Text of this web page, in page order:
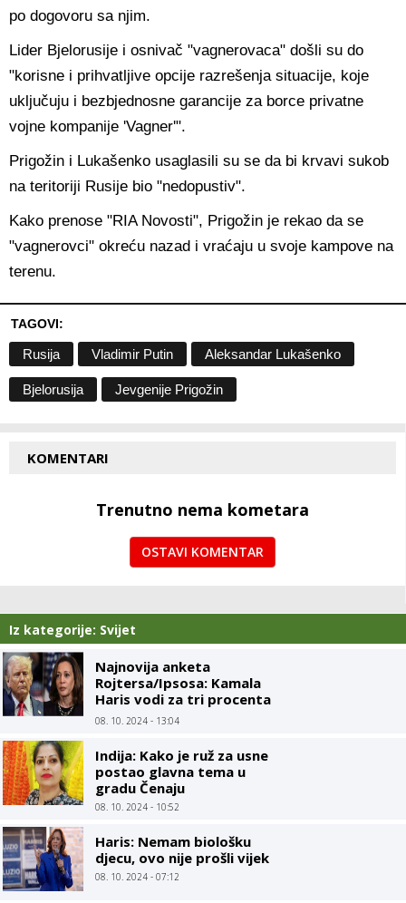
po dogovoru sa njim.
Lider Bjelorusije i osnivač "vagnerovaca" došli su do
"korisne i prihvatljive opcije razrešenja situacije, koje
uključuju i bezbjednosne garancije za borce privatne
vojne kompanije 'Vagner'".
Prigožin i Lukašenko usaglasili su se da bi krvavi sukob
na teritoriji Rusije bio "nedopustiv".
Kako prenose "RIA Novosti", Prigožin je rekao da se
"vagnerovci" okreću nazad i vraćaju u svoje kampove na
terenu.
TAGOVI:
Rusija Vladimir Putin Aleksandar Lukašenko
Bjelorusija Jevgenije Prigožin
KOMENTARI
Trenutno nema kometara
OSTAVI KOMENTAR
Iz kategorije: Svijet
Najnovija anketa
Rojtersa/Ipsosa: Kamala
Haris vodi za tri procenta
u odnosu na Trampa
08. 10. 2024 - 13:04
Indija: Kako je ruž za usne
postao glavna tema u
gradu Čenaju
08. 10. 2024 - 10:52
Haris: Nemam biološku
djecu, ovo nije prošli vijek
08. 10. 2024 - 07:12